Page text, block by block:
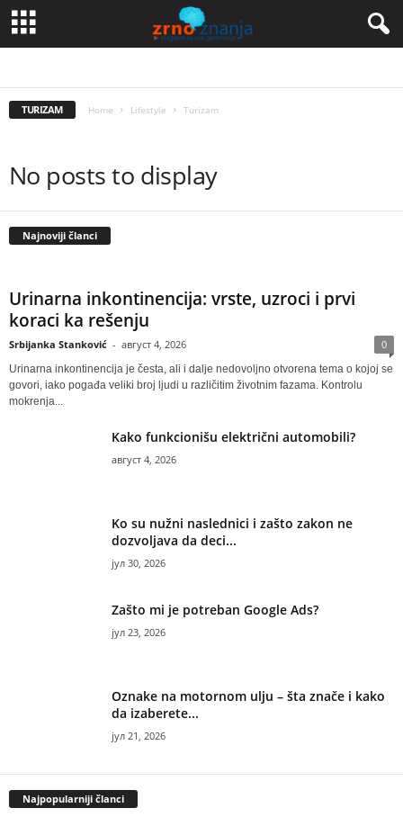
TURIZAM Home Lifestyle Turizam
No posts to display
Najnoviji članci
Urinarna inkontinencija: vrste, uzroci i prvi
koraci ka rešenju
Srbijanka Stanković - август 4, 2026 0
Urinarna inkontinencija je česta, ali i dalje nedovoljno otvorena tema o kojoj se
govori, iako pogađa veliki broj ljudi u različitim životnim fazama. Kontrolu
mokrenja...
Kako funkcionišu električni automobili?
август 4, 2026
Ko su nužni naslednici i zašto zakon ne
dozvoljava da deci...
јул 30, 2026
Zašto mi je potreban Google Ads?
јул 23, 2026
Oznake na motornom ulju – šta znače i kako
da izaberete...
јул 21, 2026
Najpopularniji članci